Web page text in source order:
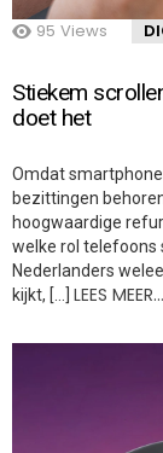
95 Views
Stiekem
doet het
Omdat
bezittingen
hoogwaardige
welke rol telefoons
Nederlanders
kijkt, […] LEES MEER…